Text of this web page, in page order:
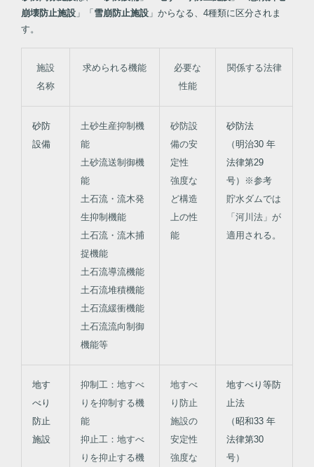
崩壊防止施設 」「 雪崩防止施設 」からなる、4種類に区分されま
す。
施設
名称
求められる機能
必要な
性能
関係する法律
砂防
設備
土砂生産抑制機
能
土砂流送制御機
能
土石流・流木発
生抑制機能
土石流・流木捕
捉機能
土石流導流機能
土石流堆積機能
土石流緩衝機能
土石流流向制御
機能等
砂防設
備の安
定性
強度な
ど構造
上の性
能
砂防法
（明治30 年
法律第29
号）
※参考
貯水ダムでは
「河川法」が
適用される。
地す
べり
防止
施設
抑制工：地すべ
りを抑制する機
能
抑止工：地すべ
りを抑止する機
地すべ
り防止
施設の
安定性
強度な
地すべり等防
止法
（昭和33 年
法律第30
号）